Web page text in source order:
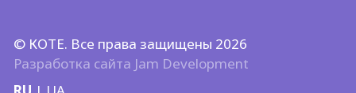
© КОТЕ. Все права защищены 2026
Разработка сайта Jam Development